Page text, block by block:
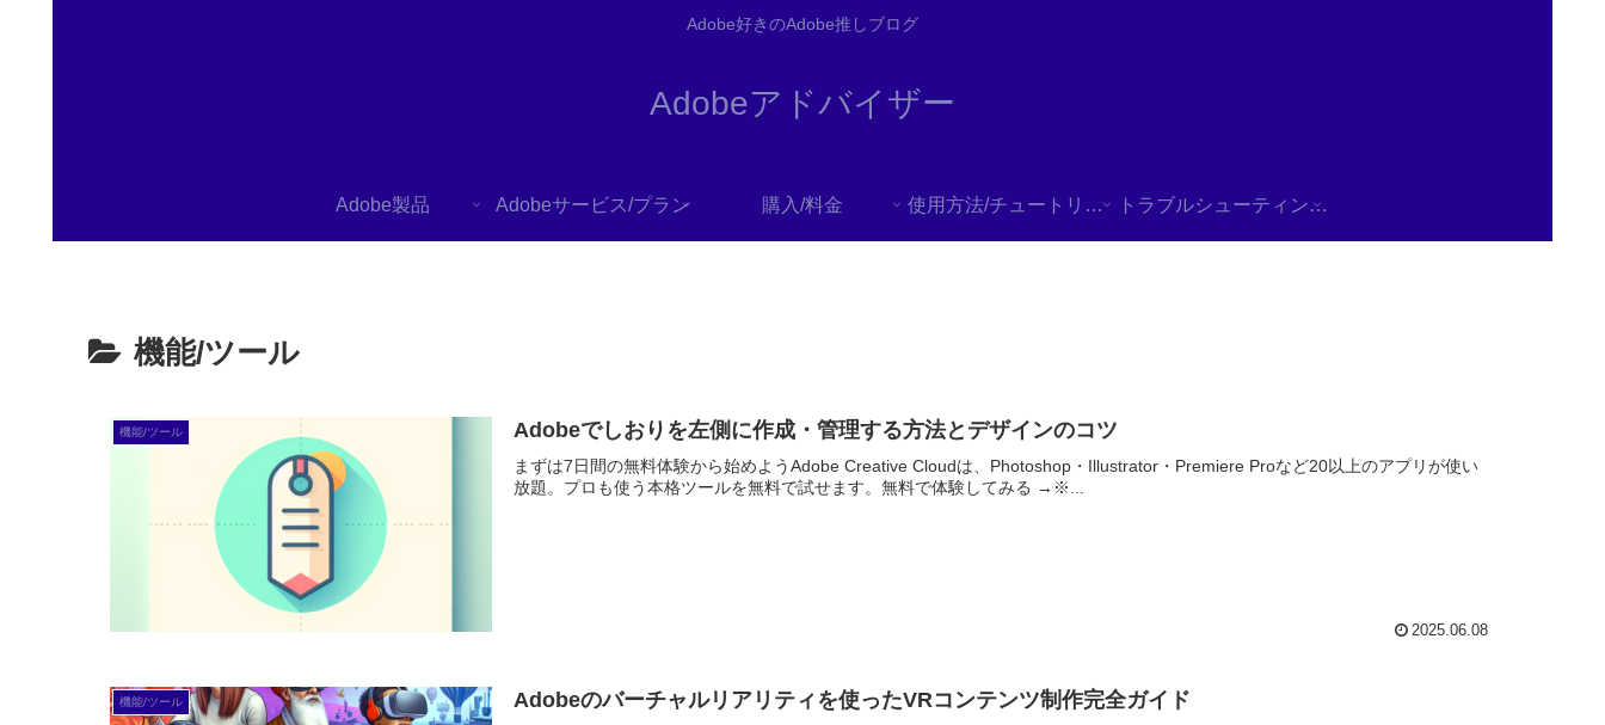
Adobe好きのAdobe推しブログ
Adobeアドバイザー
Adobe製品 Adobeサービス/プラン 購入/料金 使用方法/チュートリアル トラブルシューティング/FAQ
機能/ツール
機能/ツール Adobeでしおりを左側に作成・管理する方法とデザインのコツ
まずは7日間の無料体験から始めようAdobe Creative Cloudは、Photoshop・Illustrator・Premiere Proなど20以上のアプリが使い
放題。プロも使う本格ツールを無料で試せます。無料で体験してみる →※...
2025.06.08
機能/ツール Adobeのバーチャルリアリティを使ったVRコンテンツ制作完全ガイド